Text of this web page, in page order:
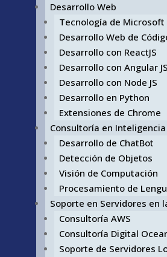
Desarrollo Web
Tecnología de Microsoft
Desarrollo Web de
Desarrollo con ReactJS
Desarrollo con Angular JS
Desarrollo con Node JS
Desarrollo en Python
Extensiones de Chrome
Consultoría en
Desarrollo de ChatBot
Detección de Objetos
Visión de Computación
Procesamiento de
Soporte en Servidores en
Consultoría AWS
Consultoría Digital
Soporte de Servidores